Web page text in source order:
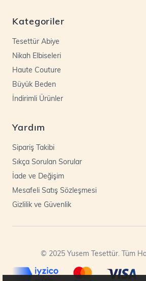
Kategoriler
Tesettür Abiye
Nikah Elbiseleri
Haute Couture
Büyük Beden
İndirimli Ürünler
Yardım
Sipariş Takibi
Sıkça Sorulan Sorular
İade ve Değişim
Mesafeli Satış Sözleşmesi
Gizlilik ve Güvenlik
© 2025 Yusem Tesettür. Tüm